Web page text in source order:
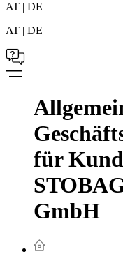
AT | DE
AT | DE
für
GmbH